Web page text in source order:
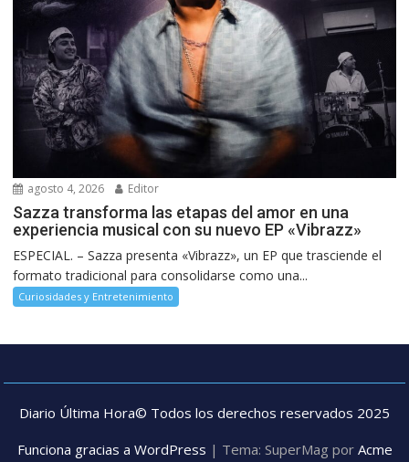
agosto 4, 2026 Editor
Sazza transforma las etapas del amor en una
experiencia musical con su nuevo EP «Vibrazz»
ESPECIAL. – Sazza presenta «Vibrazz», un EP que trasciende el
formato tradicional para consolidarse como una...
Curiosidades y Entretenimiento
Diario Última Hora© Todos los derechos reservados 2025
Funciona gracias a WordPress | Tema: SuperMag por Acme